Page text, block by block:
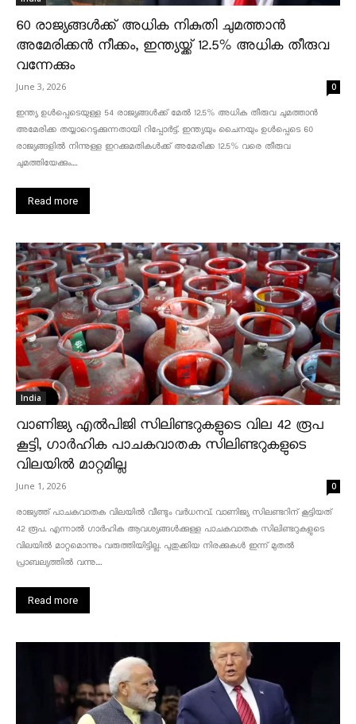
60 രാജ്യങ്ങൾക്ക് അധിക നികുതി ചുമത്താൻ
അമേരിക്കൻ നീക്കം, ഇന്ത്യയ്ക്ക് 12.5% അധിക തീരുവ
വന്നേക്കും
June 3, 2026 0
ഇന്ത്യ ഉൾപ്പെടെയുള്ള 54 രാജ്യങ്ങൾക്ക് മേൽ 12.5% അധിക തീരുവ ചുമത്താൻ
അമേരിക്ക തയ്യാറെടുക്കുന്നതായി റിപ്പോർട്ട്. ഇന്ത്യയും ചൈനയും ഉൾപ്പെടെ 60
രാജ്യങ്ങളിൽ നിന്നുള്ള ഇറക്കുമതികൾക്ക് അമേരിക്ക 12.5% ​​വരെ തീരുവ
ചുമത്തിയേക്കും....
Read more
India
വാണിജ്യ എൽപിജി സിലിണ്ടറുകളുടെ വില 42 രൂപ
കൂട്ടി, ഗാർഹിക പാചകവാതക സിലിണ്ടറുകളുടെ
വിലയിൽ മാറ്റമില്ല
June 1, 2026 0
രാജ്യത്ത് പാചകവാതക വിലയിൽ വീണ്ടും വർധനവ്. വാണിജ്യ സിലണ്ടറിന് കൂട്ടിയത്
42 രൂപ. എന്നാൽ ഗാർഹിക ആവശ്യങ്ങൾക്കുള്ള പാചകവാതക സിലിണ്ടറുകളുടെ
വിലയിൽ മാറ്റമൊന്നും വരുത്തിയിട്ടില്ല. പുതുക്കിയ നിരക്കുകൾ ഇന്ന് മുതൽ
പ്രാബല്യത്തിൽ വന്നു....
Read more